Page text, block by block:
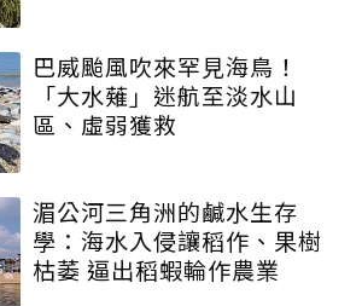
巴威颱風吹來罕見海鳥！
「大水薙」迷航至淡水山
區、虛弱獲救
湄公河三角洲的鹹水生存
學：海水入侵讓稻作、果樹
枯萎 逼出稻蝦輪作農業